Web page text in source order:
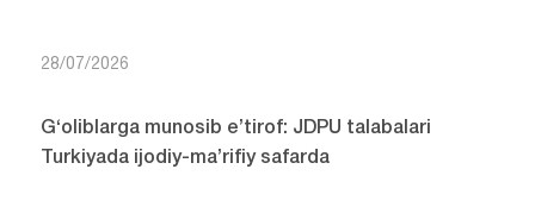
28/07/2026
G‘oliblarga munosib e’tirof: JDPU talabalari
Turkiyada ijodiy-ma’rifiy safarda